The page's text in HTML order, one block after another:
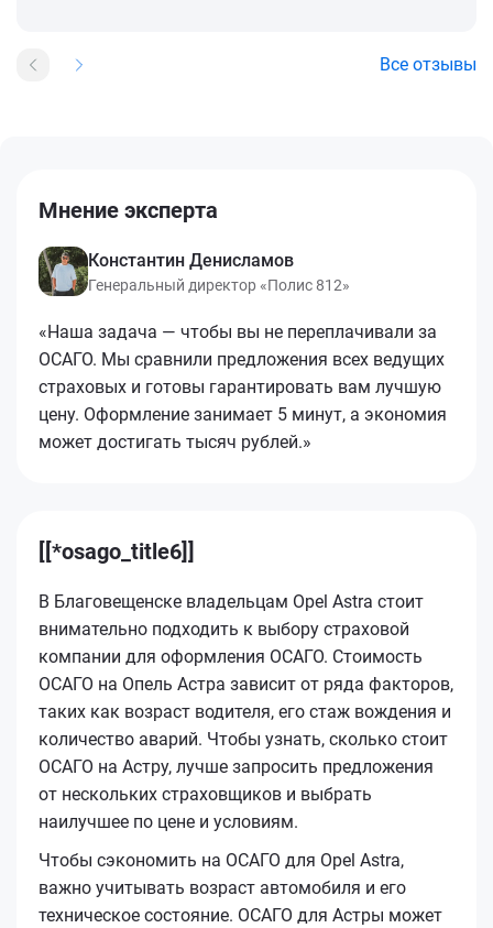
Все отзывы
Мнение эксперта
Константин Денисламов
Генеральный директор «Полис 812»
«Наша задача — чтобы вы не переплачивали за
ОСАГО. Мы сравнили предложения всех ведущих
страховых и готовы гарантировать вам лучшую
цену. Оформление занимает 5 минут, а экономия
может достигать тысяч рублей.»
[[*osago_title6]]
В Благовещенске владельцам Opel Astra стоит
внимательно подходить к выбору страховой
компании для оформления ОСАГО. Стоимость
ОСАГО на Опель Астра зависит от ряда факторов,
таких как возраст водителя, его стаж вождения и
количество аварий. Чтобы узнать, сколько стоит
ОСАГО на Астру, лучше запросить предложения
от нескольких страховщиков и выбрать
наилучшее по цене и условиям.
Чтобы сэкономить на ОСАГО для Opel Astra,
важно учитывать возраст автомобиля и его
техническое состояние. ОСАГО для Астры может